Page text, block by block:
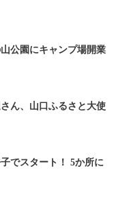
公園にキャンプ場開業
ん、山口ふるさと大使
でスタート！ 5か所に